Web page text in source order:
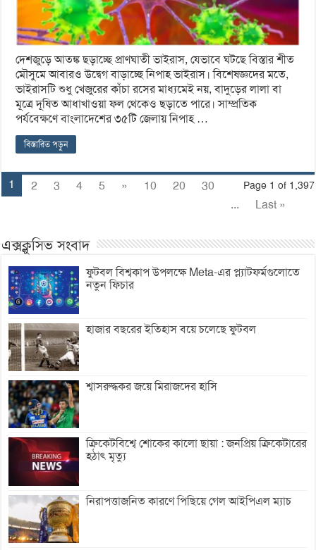
দেশজুড়ে আতঙ্ক ছড়াচ্ছে প্রাণঘাতী ভাইরাস, যেভাবে ঘটছে বিস্তার শীত
মৌসুমে আবারও উদ্বেগ বাড়াচ্ছে নিপাহ ভাইরাস। বিশেষজ্ঞদের মতে,
ভাইরাসটি শুধু খেজুরের কাঁচা রসের মাধ্যমেই নয়, বাদুড়ের লালা বা
মূত্রে দূষিত আধাখাওয়া ফল থেকেও ছড়াতে পারে। সাম্প্রতিক
পর্যবেক্ষণে বাংলাদেশের ৩৫টি জেলায় নিপাহ …
বিস্তারিত পড়ুন
Page 1 of 1,397
1 2 3 4 5 » 10 20
30
...
Last »
এক্সক্লুসিভ সংবাদ
ফুটবল বিশ্বকাপ উপলক্ষে Meta-এর প্ল্যাটফর্মগুলোতে
নতুন ফিচার
হাজার বছরের ইতিহাস বয়ে চলেছে ফুটবল
শ্বাসরুদ্ধকর জয়ে মিরাজদের হাসি
ক্রিকেটবিশ্বে শোকের কালো ছায়া : জনপ্রিয় ক্রিকেটারের
হঠাৎ মৃত্যু
নিরাপত্তাজনিত কারণে পিছিয়ে গেল আইপিএল ম্যাচ